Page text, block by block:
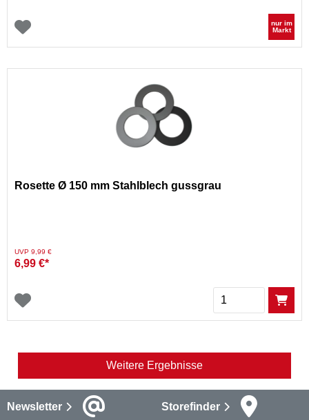
nur im
Markt
Rosette Ø 150 mm Stahlblech gussgrau
Preis reduziert von
UVP 9,99 €auf
6,99 €*
Menge
Weitere Ergebnisse
Newsletter Storefinder